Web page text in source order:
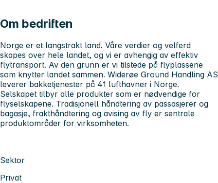
Om bedriften
Norge er et langstrakt land. Våre verdier og velferd
skapes over hele landet, og vi er avhengig av effektiv
flytransport. Av den grunn er vi tilstede på flyplassene
som knytter landet sammen. Widerøe Ground Handling AS
leverer bakketjenester på 41 lufthavner i Norge.
Selskapet tilbyr alle produkter som er nødvendige for
flyselskapene. Tradisjonell håndtering av passasjerer og
bagasje, frakthåndtering og avising av fly er sentrale
produktområder for virksomheten.
Sektor
Privat